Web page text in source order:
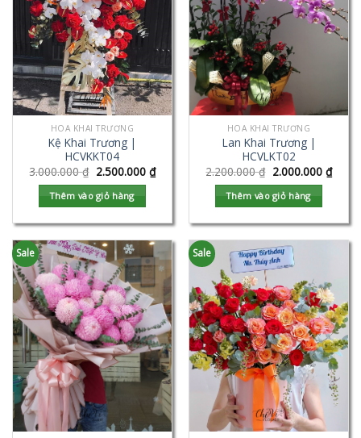
HOA KHAI TRƯƠNG
Kệ Khai Trương |
HCVKKT04
3.000.000₫ 2.500.000 ₫
Thêm vào giỏ hàng
HOA KHAI TRƯƠNG
Lan Khai Trương |
HCVLKT02
2.200.000₫ 2.000.000 ₫
Thêm vào giỏ hàng
Sale Sale